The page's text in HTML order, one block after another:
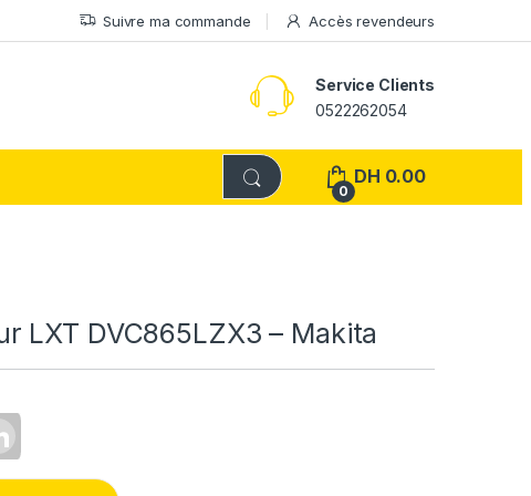
Suivre ma commande Accès revendeurs
Service Clients
0522262054
0
DH 0.00
LXT DVC865LZX3 – Makita
n
k